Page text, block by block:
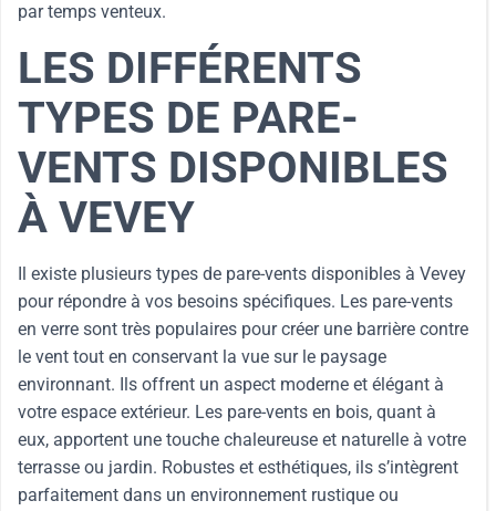
par temps venteux.
LES DIFFÉRENTS
TYPES DE PARE-
VENTS DISPONIBLES
À VEVEY
Il existe plusieurs types de pare-vents disponibles à Vevey
pour répondre à vos besoins spécifiques. Les pare-vents
en verre sont très populaires pour créer une barrière contre
le vent tout en conservant la vue sur le paysage
environnant. Ils offrent un aspect moderne et élégant à
votre espace extérieur. Les pare-vents en bois, quant à
eux, apportent une touche chaleureuse et naturelle à votre
terrasse ou jardin. Robustes et esthétiques, ils s’intègrent
parfaitement dans un environnement rustique ou